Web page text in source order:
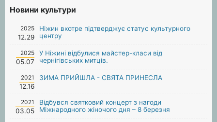
Новини культури
2025
12.29
Ніжин вкотре підтверджує статус культурного
центру
2025
05.07
У Ніжині відбулися майстер-класи від
чернігівських митців.
2021
12.16
ЗИМА ПРИЙШЛА - СВЯТА ПРИНЕСЛА
2021
03.05
Відбувся святковий концерт з нагоди
Міжнародного жіночого дня – 8 березня